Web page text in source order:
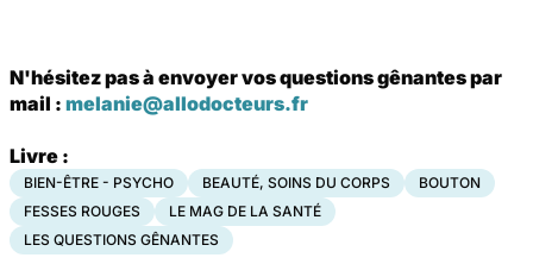
N'hésitez pas à envoyer vos questions gênantes par
mail : melanie@allodocteurs.fr
Livre :
BIEN-ÊTRE - PSYCHO BEAUTÉ, SOINS DU CORPS
BOUTON
FESSES ROUGES
LE MAG DE LA SANTÉ
LES QUESTIONS GÊNANTES